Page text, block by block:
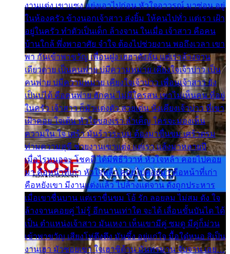
งานแต่ง เขาแซง แย่งเอาไปก่อน หัวใจอาวรณ์ มาซ่อน อยู่
ในห้องครัว ข้างนอกเจ้าสาว ส่งยิ้ม ให้คนไปทั่ว แต่เรา เฝ้า
อยู่ในครัว ทำตัวเป็นเด็ก ล้างจาน ในเมื่อ เจ้าสาว คือคน
บ้านใกล้ พึ่งพาอาศัย จำใจ ต้องไปช่วยงาน พอถึงเวลา เขา
พา กันเข้าพาขวัญ เพื่อนฝูง เฮฮาดังลั่น แต่เราล้างจาน
เดียวดาย เป็นคนพ่าย บ่มีความหมาย เคียงใจเจ้าบ่าว เป็น
คนพ่าย บ่มีความหมาย เคียงใจเจ้าบ่าว เพื่อนเจ้าสาว ยัง
เป็นบ่ได้ คือคนพ่าย ฮักคน ไม่มีใครสน เขาไม่เห็นคน ที่อยู่
ในครัว เจ้าสาว ก็มัวแต่งตัว สวยเด่น นั่งเคียงเจ้าบ่าว ที่เขา
เฝ้าคอย ใจเต้น หัวใจของเรา ลำเค็ญ ใครจะมองเห็น
ความใน ใจ เศร้า มันร้าวระบม ต้องมาขื่นขม เศร้าตรม
ท่ามความสุขี ช่วยงานเขาแต่ง แต่เรา แล้งมาหลายปี
เมื่อไรหนอจะ โชคดี ได้มีพิธีวิวาห์ หัวใจหล้า คอยไปคอย
มา คือหน้าที่เก่า หัวใจหล้า คอยไปคอยมา คือหน้าที่เก่า
คือหยังเขา มีงานแต่งแล้ว ไปล้างแต่จาน ดั่งถูกประหาร
เมื่อเขาชื่นบาน แต่เราขื่นขม โอ้ รัก ลอยลม ไม่สม ดัง ใจ
ล้างจานคอยคู่ ไม่รู้ อีกนานเท่าใด จะได้ เลื่อนขั้นบันได ได้
เป็น ตำแหน่งเจ้าสาว มันเหงา เห็นเขามีคู่ ซมดู มีคู่ก็ม่วน
เข้าพาขวัญ เสียงโห่ตึงตึง มันซึ้ง อยู่แก่ใจ มื้อใด๋หนอ สิเป็น
งานเฮา มัวซอยเขา ใจเฮาซิด้าน มันทรมาน จับจาน เอย…